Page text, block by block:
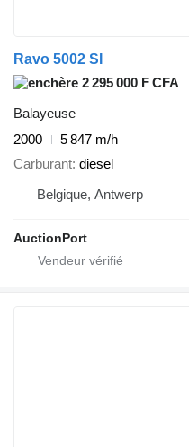
Ravo 5002 SI
2 295 000 F CFA
Balayeuse
2000
5 847 m/h
Carburant diesel
Belgique, Antwerp
AuctionPort